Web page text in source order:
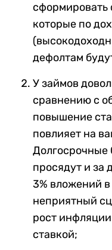
сформировать
которые по
дефолтам
У займов
сравнению с
повышение
повлияет на
Долгосрочные
просядут и за
3% вложений
неприятный
рост
ставкой;